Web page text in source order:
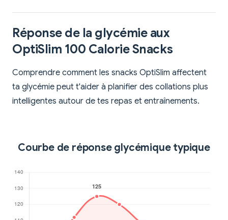
Réponse de la glycémie aux
OptiSlim 100 Calorie Snacks
Comprendre comment les snacks OptiSlim affectent
ta glycémie peut t'aider à planifier des collations plus
intelligentes autour de tes repas et entraînements.
Courbe de réponse glycémique typique